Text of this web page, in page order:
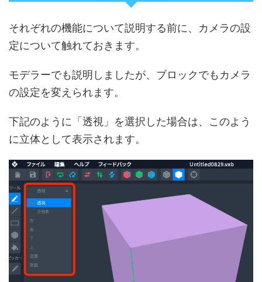
それぞれの機能について説明する前に、カメラの設
定について触れておきます。
モデラーでも説明しましたが、ブロックでもカメラ
の設定を変えられます。
下記のように「透視」を選択した場合は、このよう
に立体として表示されます。